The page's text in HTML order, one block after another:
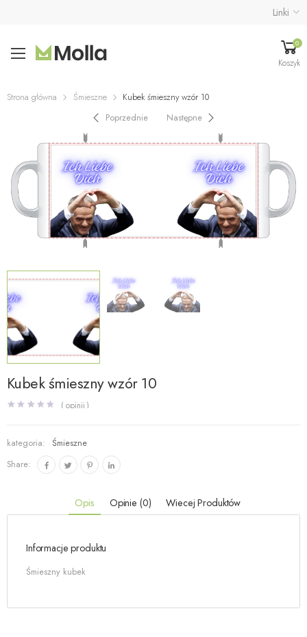
Linki
0
Koszyk
Strona główna Śmieszne
Kubek śmieszny wzór 10
Poprzednie
Następne
Kubek śmieszny wzór 10
( opinii )
kategoria:
Śmieszne
Share:
Opis Opinie (0) Wiecej Produktów
Informacje produktu
Śmieszny kubek